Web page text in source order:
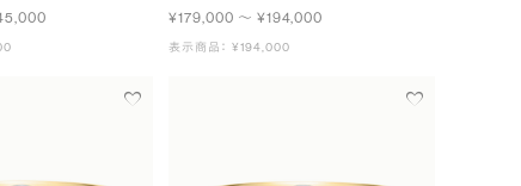
¥179,000 〜 ¥194,000
表示商品： ¥194,000